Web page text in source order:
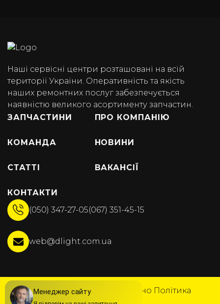
Наші сервісні центри розташовані на всій
території України. Оперативність та якість
наших ремонтних послуг забезпечується
наявністю великого асортименту запчастин.
ЗАПЧАСТИНИ
ПРО КОМПАНІЮ
КОМАНДА НОВИНИ
СТАТТІ ВАКАНСІЇ
КОНТАКТИ
(050) 347-27-05(067) 351-45-15
web@dlight.com.ua
© DLight 2025Всі права захищено Політика